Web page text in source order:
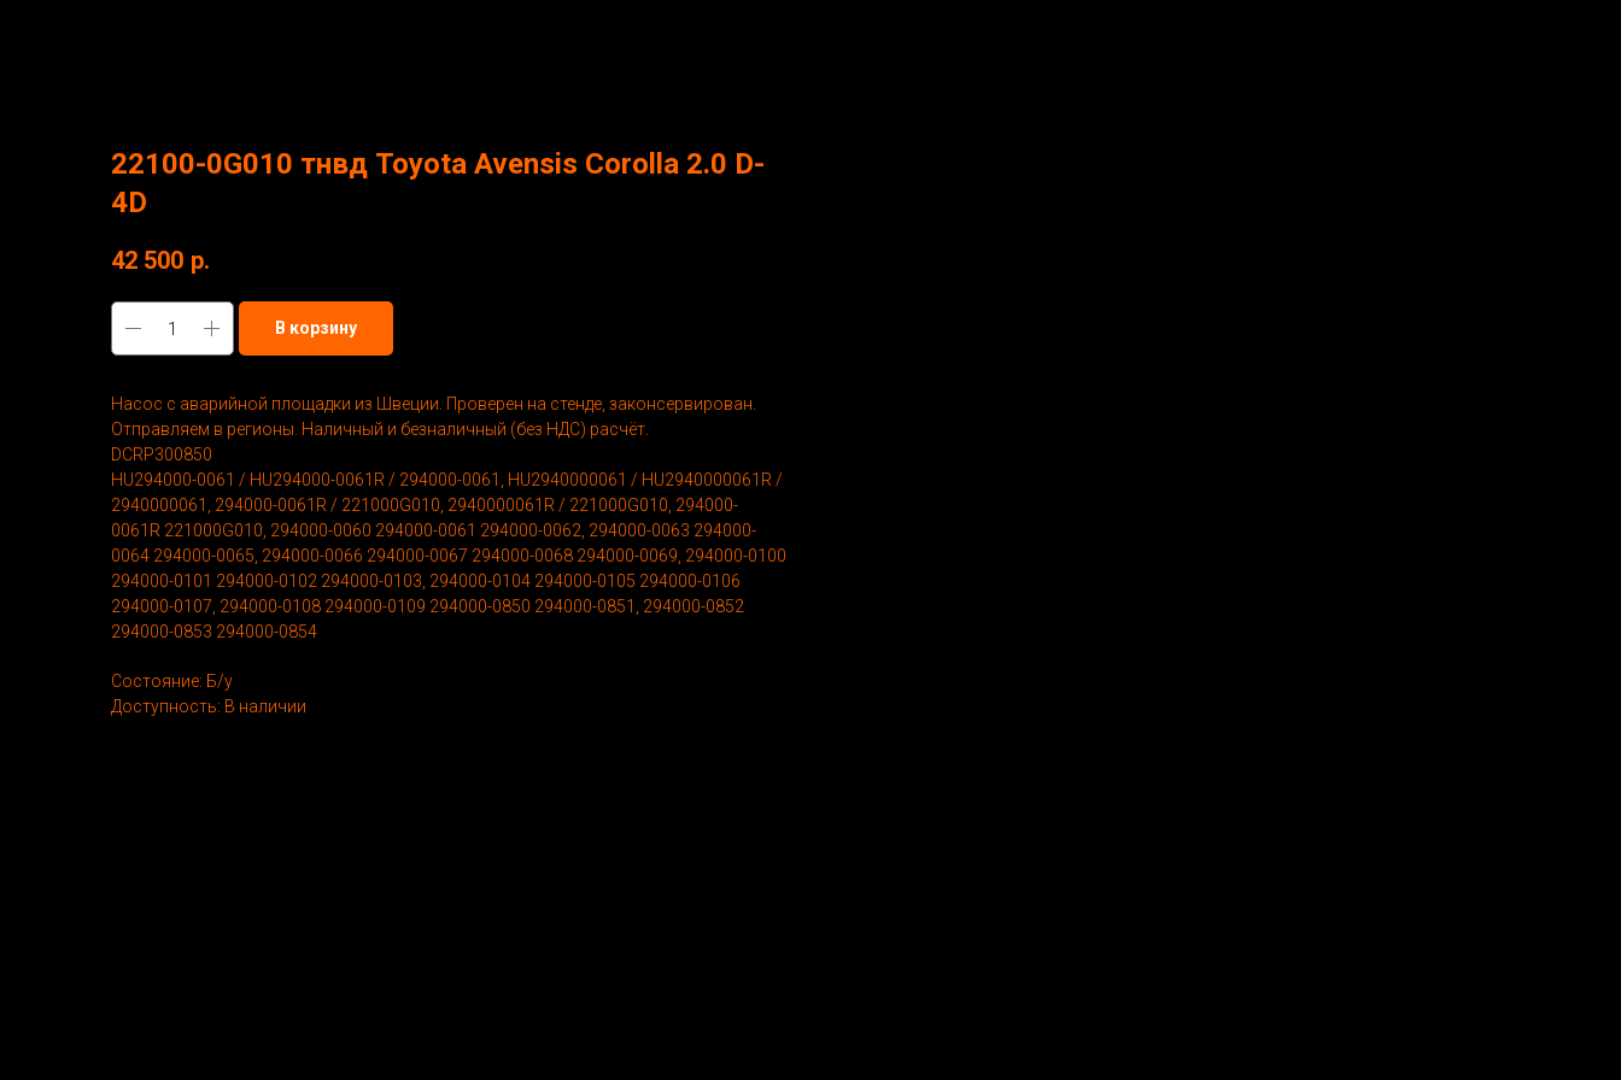
22100-0G010 тнвд Toyota Avensis Corolla 2.0 D-
4D
42 500 р.
В корзину
Насос с аварийной площадки из Швеции. Проверен на стенде, законсервирован.
Отправляем в регионы. Наличный и безналичный (без НДС) расчёт.
DCRP300850
HU294000-0061 / HU294000-0061R / 294000-0061, HU2940000061 / HU2940000061R /
2940000061, 294000-0061R / 221000G010, 2940000061R / 221000G010, 294000-
0061R 221000G010, 294000-0060 294000-0061 294000-0062, 294000-0063 294000-
0064 294000-0065, 294000-0066 294000-0067 294000-0068 294000-0069, 294000-0100
294000-0101 294000-0102 294000-0103, 294000-0104 294000-0105 294000-0106
294000-0107, 294000-0108 294000-0109 294000-0850 294000-0851, 294000-0852
294000-0853 294000-0854
Состояние: Б/у
Доступность: В наличии